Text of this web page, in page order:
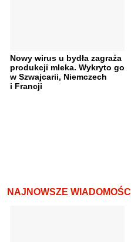
Nowy wirus u bydła zagraża
produkcji mleka. Wykryto go
w Szwajcarii, Niemczech
i Francji
NAJNOWSZE WIADOMOŚCI